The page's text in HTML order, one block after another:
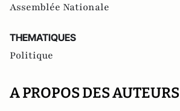
Assemblée Nationale
THEMATIQUES
Politique
A PROPOS DES AUTEURS